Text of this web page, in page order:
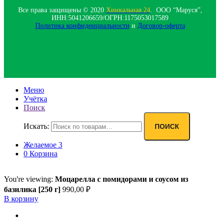
Все права защищены © 2020 Хинкальная 24. ООО “Маруся”,
ИНН:5041206659/ОГРН:1175053017589
Политика конфиденциальности‍ и Договор-оферта
Меню
Учётка
Поиск
Искать: ПОИСК
Желаемое 3
0 Корзина
You're viewing: Моцарелла с помидорами и соусом из
базилика [250 г] 990,00 ₽
В корзину